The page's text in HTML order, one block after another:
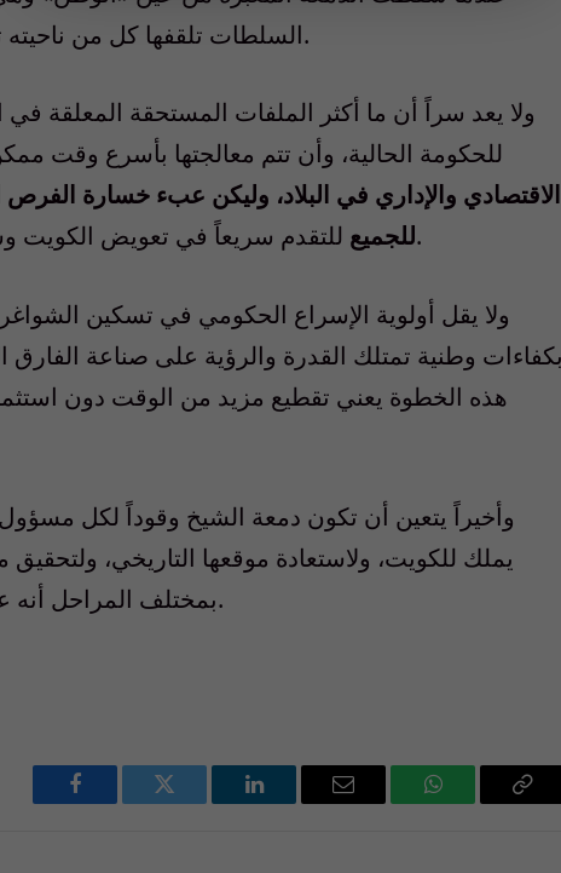
السلطات تلقفها كل من ناحيته تفاهماً وتوافقاً على الانجاز لمصلحة الكويت.
ولا يعد سراً أن ما أكثر الملفات المستحقة المعلقة
للحكومة الحالية، وأن تتم معالجتها بأسرع وقت
الاقتصادي والإداري في البلاد، وليكن عبء خسارة الفرص
للجميعللتقدم سريعاً في تعويض الكويت وشعبها عن ما فاتهما من انجاز مستحق وملح.
ولا يقل أولوية الإسراع الحكومي في تسكين
وطنية تمتلك القدرة والرؤية على صناعة الفارق
هذه الخطوة يعني تقطيع مزيد من الوقت دون
وأخيراً يتعين أن تكون دمعة الشيخ وقوداً لكل
يملك للكويت، ولاستعادة موقعها التاريخي،
بمختلف المراحل أنه على قدر المسؤولية، وأن غداً لناظره لقريب.
Facebook Twitter LinkedIn Email WhatsApp